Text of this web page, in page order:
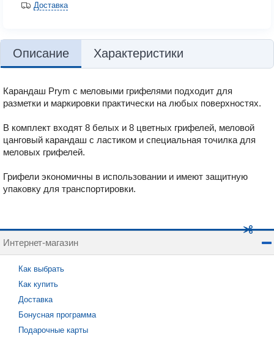
Доставка
Описание Характеристики
Карандаш Prym с меловыми грифелями подходит для
разметки и маркировки практически на любых поверхностях.
В комплект входят 8 белых и 8 цветных грифелей, меловой
цанговый карандаш с ластиком и специальная точилка для
меловых грифелей.
Грифели экономичны в использовании и имеют защитную
упаковку для транспортировки.
Интернет-магазин
Как выбрать
Как купить
Доставка
Бонусная программа
Подарочные карты